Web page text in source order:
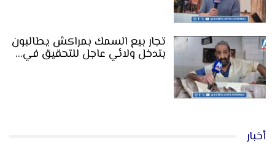
تجار بيع السمك بمراكش يطالبون
بتدخل ولائي عاجل للتحقيق في…
أخبار